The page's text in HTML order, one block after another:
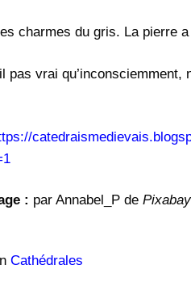
charmes du gris. La pierre
pas vrai
: par Annabel_P de Pixabay
Cathédrales